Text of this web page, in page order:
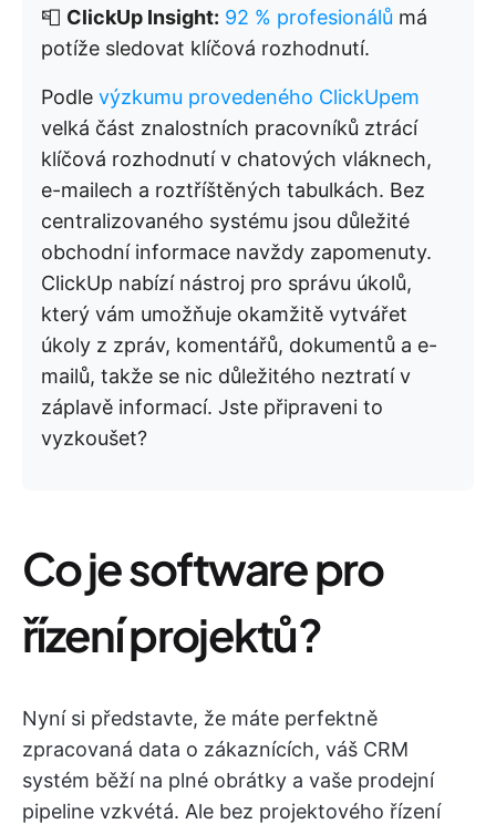
📮 ClickUp Insight: 92 % profesionálů má
potíže sledovat klíčová rozhodnutí.
Podle výzkumu provedeného ClickUpem
velká část znalostních pracovníků ztrácí
klíčová rozhodnutí v chatových vláknech,
e-mailech a roztříštěných tabulkách. Bez
centralizovaného systému jsou důležité
obchodní informace navždy zapomenuty.
ClickUp nabízí nástroj pro správu úkolů,
který vám umožňuje okamžitě vytvářet
úkoly z zpráv, komentářů, dokumentů a e-
mailů, takže se nic důležitého neztratí v
záplavě informací. Jste připraveni to
vyzkoušet?
Co je software pro
řízení projektů?
Nyní si představte, že máte perfektně
zpracovaná data o zákaznících, váš CRM
systém běží na plné obrátky a vaše prodejní
pipeline vzkvétá. Ale bez projektového řízení